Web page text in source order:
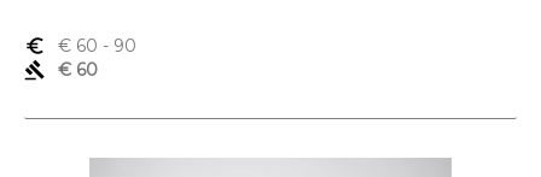
euro_symbol € 60 - 90
gavel
€ 60